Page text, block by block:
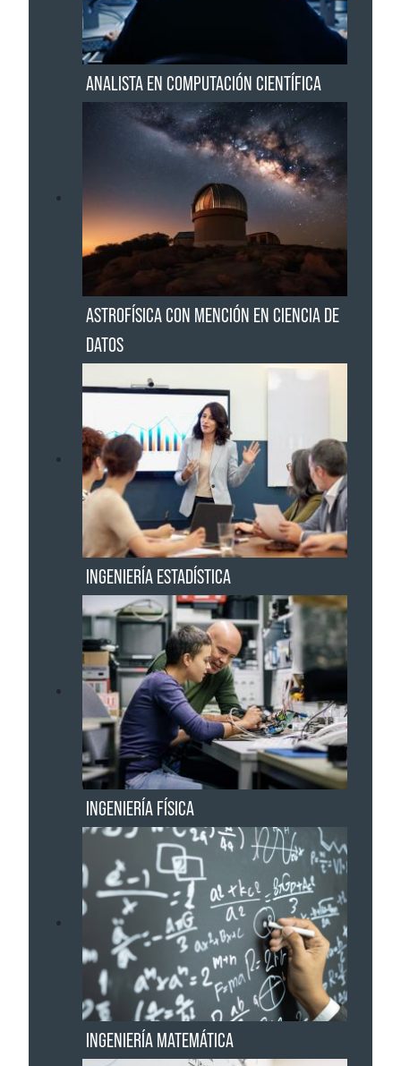
ANALISTA EN COMPUTACIÓN CIENTÍFICA
ASTROFÍSICA CON MENCIÓN EN CIENCIA DE
DATOS
INGENIERÍA ESTADÍSTICA
INGENIERÍA FÍSICA
INGENIERÍA MATEMÁTICA